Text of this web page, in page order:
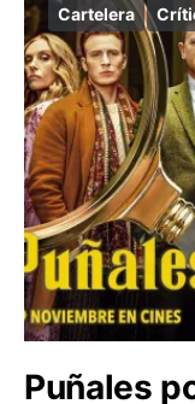
Cartelera
Puñales